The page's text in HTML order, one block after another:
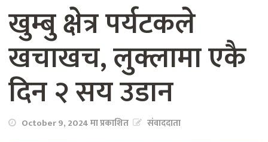
खुम्बु क्षेत्र पर्यटकले
खचाखच, लुक्लामा एकै
दिन २ सय उडान
October 9, 2024 मा प्रकाशित संवाददाता